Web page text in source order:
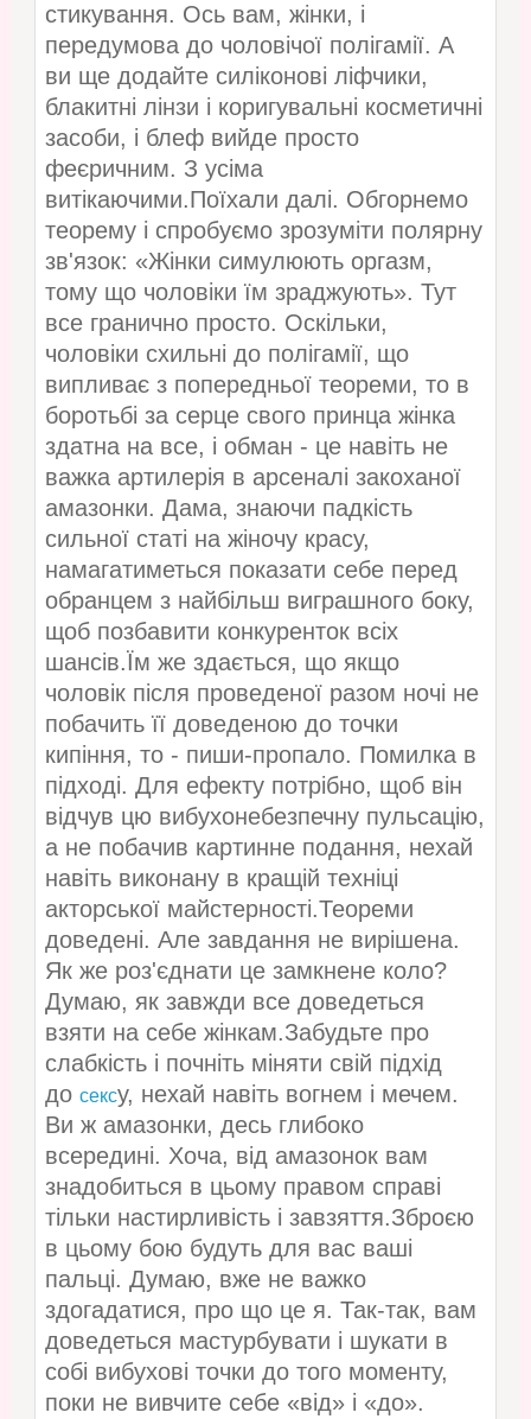
стикування. Ось вам, жінки, і
передумова до чоловічої полігамії. А
ви ще додайте силіконові ліфчики,
блакитні лінзи і коригувальні косметичні
засоби, і блеф вийде просто
феєричним. З усіма
витікаючими.Поїхали далі. Обгорнемо
теорему і спробуємо зрозуміти полярну
зв'язок: «Жінки симулюють оргазм,
тому що чоловіки їм зраджують». Тут
все гранично просто. Оскільки,
чоловіки схильні до полігамії, що
випливає з попередньої теореми, то в
боротьбі за серце свого принца жінка
здатна на все, і обман - це навіть не
важка артилерія в арсеналі закоханої
амазонки. Дама, знаючи падкість
сильної статі на жіночу красу,
намагатиметься показати себе перед
обранцем з найбільш виграшного боку,
щоб позбавити конкуренток всіх
шансів.Їм же здається, що якщо
чоловік після проведеної разом ночі не
побачить її доведеною до точки
кипіння, то - пиши-пропало. Помилка в
підході. Для ефекту потрібно, щоб він
відчув цю вибухонебезпечну пульсацію,
а не побачив картинне подання, нехай
навіть виконану в кращій техніці
акторської майстерності.Теореми
доведені. Але завдання не вирішена.
Як же роз'єднати це замкнене коло?
Думаю, як завжди все доведеться
взяти на себе жінкам.Забудьте про
слабкість і почніть міняти свій підхід
до сексу, нехай навіть вогнем і мечем.
Ви ж амазонки, десь глибоко
всередині. Хоча, від амазонок вам
знадобиться в цьому правом справі
тільки настирливість і завзяття.Зброєю
в цьому бою будуть для вас ваші
пальці. Думаю, вже не важко
здогадатися, про що це я. Так-так, вам
доведеться мастурбувати і шукати в
собі вибухові точки до того моменту,
поки не вивчите себе «від» і «до».